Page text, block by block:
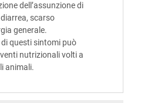
dell’assunzione di
scarso
generale.
di questi sintomi può
nutrizionali volti a
animali.